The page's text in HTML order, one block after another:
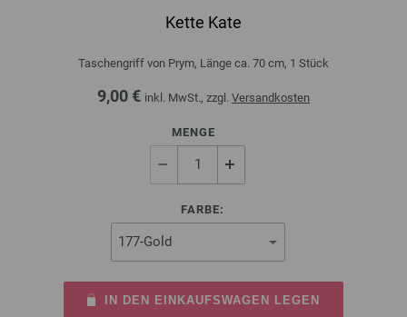
Kette Kate
Taschengriff von Prym, Länge ca. 70 cm, 1 Stück
9,00 € inkl. MwSt., zzgl. Versandkosten
MENGE
FARBE:
IN DEN EINKAUFSWAGEN LEGEN